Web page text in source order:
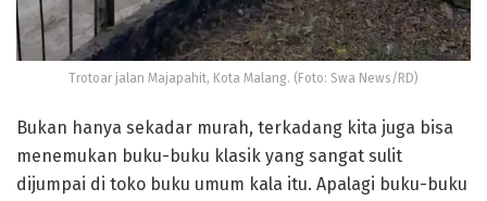
Trotoar jalan Majapahit, Kota Malang. (Foto: Swa News/RD)
Bukan hanya sekadar murah, terkadang kita juga bisa
menemukan buku-buku klasik yang sangat sulit
dijumpai di toko buku umum kala itu. Apalagi buku-buku